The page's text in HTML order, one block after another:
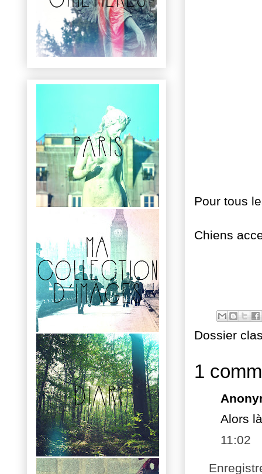
Pour tous
Chiens
Dossier
1
Alors
11:02